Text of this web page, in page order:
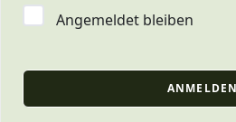
Angemeldet bleiben
ANMELDEN